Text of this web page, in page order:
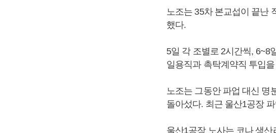
노조는 35차 본교섭이 끝난
했다.
5일 각 조별로 2시간씩, 6~8
일용직과 촉탁계약직 투입
노조는 그동안 파업 대신 명
돌아섰다. 최근 울산1공장
울산1공장 노사는 코나 생